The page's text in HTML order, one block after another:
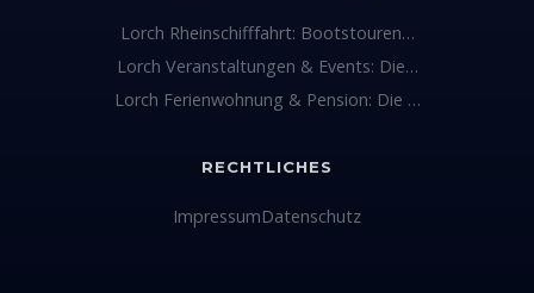
Lorch Rheinschifffahrt: Bootstouren…
Lorch Veranstaltungen & Events: Die…
Lorch Ferienwohnung & Pension: Die …
RECHTLICHES
ImpressumDatenschutz